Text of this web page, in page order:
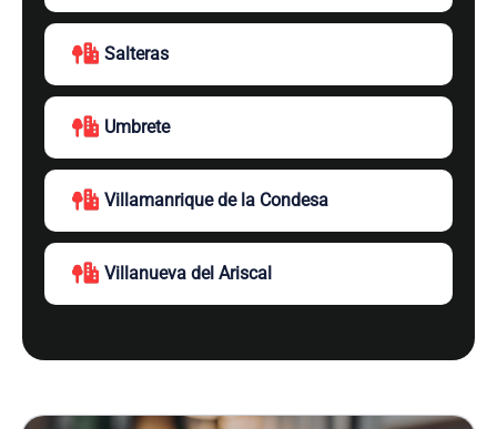
Salteras
Umbrete
Villamanrique de la Condesa
Villanueva del Ariscal